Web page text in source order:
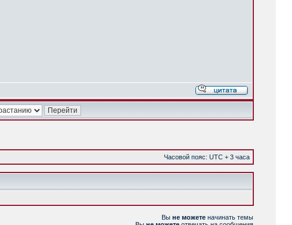
Часовой пояс: UTC + 3 часа
Вы не можете начинать темы